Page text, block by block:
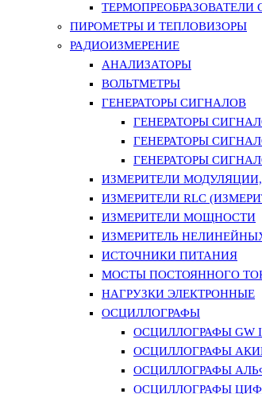
ПИРОМЕТРЫ И ТЕПЛОВИЗОРЫ
РАДИОИЗМЕРЕНИЕ
АНАЛИЗАТОРЫ
ВОЛЬТМЕТРЫ
ГЕНЕРАТОРЫ СИГНАЛОВ
ГЕНЕРАТОРЫ
ГЕНЕРАТОРЫ
ГЕНЕРАТОРЫ
ИЗМЕРИТЕЛИ
ИЗМЕРИТЕЛИ RLC
ИЗМЕРИТЕЛИ МОЩНОСТИ
ИЗМЕРИТЕЛЬ
ИСТОЧНИКИ ПИТАНИЯ
МОСТЫ ПОСТОЯННОГО
НАГРУЗКИ ЭЛЕКТРОННЫЕ
ОСЦИЛЛОГРАФЫ
ОСЦИЛЛОГРАФЫ GW
ОСЦИЛЛОГРАФЫ
ОСЦИЛЛОГРАФЫ
ОСЦИЛЛОГРАФЫ